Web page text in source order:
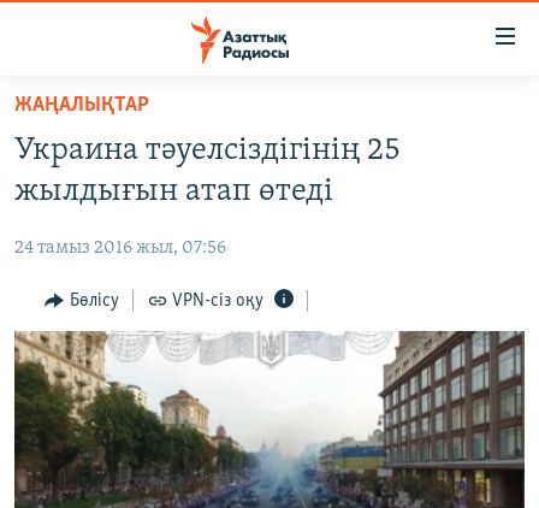
Skip
main
content
to
Navigation
Skip
to
Search
САЯСАТ
ҚАҢТАР ОҚИҒАСЫ
АДАМ ҚҰҚЫҚТАРЫ
ӘЛЕУМЕТ
ӘЛЕМ
АРНАЙЫ ЖОБАЛАР
Русский
ЖАҢАЛЫҚТАР
Украина тәуелсіздігінің 25
жылдығын атап өтеді
24 тамыз 2016 жыл, 07:56
Бөлісу VPN-сіз оқу